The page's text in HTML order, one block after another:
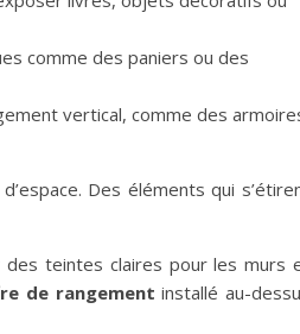
comme des paniers ou des
vertical, comme des
Des éléments qui
des teintes claires pour les murs
de rangement installé au-